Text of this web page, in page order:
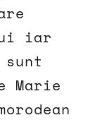
iar
Marie